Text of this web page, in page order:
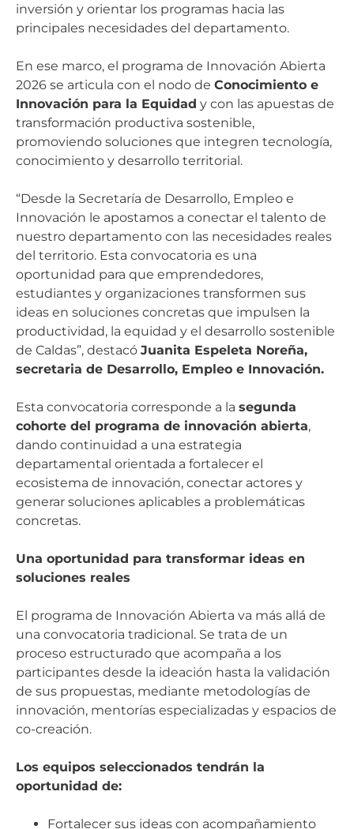
inversión y orientar los programas hacia las
principales necesidades del departamento.
En ese marco, el programa de Innovación Abierta
2026 se articula con el nodo de Conocimiento e
Innovación para la Equidad y con las apuestas de
transformación productiva sostenible,
promoviendo soluciones que integren tecnología,
conocimiento y desarrollo territorial.
“Desde la Secretaría de Desarrollo, Empleo e
Innovación le apostamos a conectar el talento de
nuestro departamento con las necesidades reales
del territorio. Esta convocatoria es una
oportunidad para que emprendedores,
estudiantes y organizaciones transformen sus
ideas en soluciones concretas que impulsen la
productividad, la equidad y el desarrollo sostenible
de Caldas”, destacó Juanita Espeleta Noreña,
secretaria de Desarrollo, Empleo e Innovación.
Esta convocatoria corresponde a la segunda
cohorte del programa de innovación abierta,
dando continuidad a una estrategia
departamental orientada a fortalecer el
ecosistema de innovación, conectar actores y
generar soluciones aplicables a problemáticas
concretas.
Una oportunidad para transformar ideas en
soluciones reales
El programa de Innovación Abierta va más allá de
una convocatoria tradicional. Se trata de un
proceso estructurado que acompaña a los
participantes desde la ideación hasta la validación
de sus propuestas, mediante metodologías de
innovación, mentorías especializadas y espacios de
co-creación.
Los equipos seleccionados tendrán la
oportunidad de:
Fortalecer sus ideas con acompañamiento